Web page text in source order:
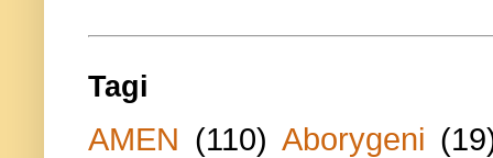
Tagi
AMEN (110) Aborygeni